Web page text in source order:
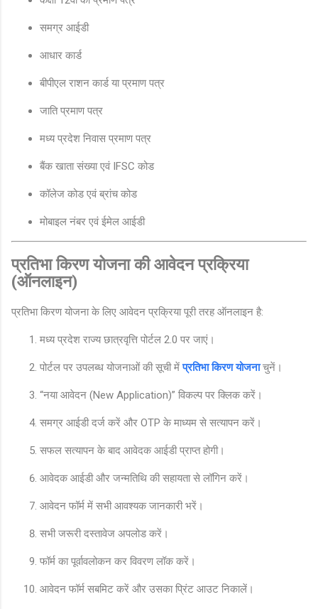
समग्र आईडी
आधार कार्ड
बीपीएल राशन कार्ड या प्रमाण पत्र
जाति प्रमाण पत्र
मध्य प्रदेश निवास प्रमाण पत्र
बैंक खाता संख्या एवं IFSC कोड
कॉलेज कोड एवं ब्रांच कोड
मोबाइल नंबर एवं ईमेल आईडी
प्रतिभा किरण योजना की आवेदन प्रक्रिया
(ऑनलाइन)
प्रतिभा किरण योजना के लिए आवेदन प्रक्रिया पूरी तरह ऑनलाइन है:
मध्य प्रदेश राज्य छात्रवृत्ति पोर्टल 2.0 पर जाएं।
पोर्टल पर उपलब्ध योजनाओं की सूची मेंप्रतिभा किरण योजनाचुनें।
“नया आवेदन (New Application)” विकल्प पर क्लिक करें।
समग्र आईडी दर्ज करें और OTP के माध्यम से सत्यापन करें।
सफल सत्यापन के बाद आवेदक आईडी प्राप्त होगी।
आवेदक आईडी और जन्मतिथि की सहायता से लॉगिन करें।
आवेदन फॉर्म में सभी आवश्यक जानकारी भरें।
सभी जरूरी दस्तावेज अपलोड करें।
फॉर्म का पूर्वावलोकन कर विवरण लॉक करें।
आवेदन फॉर्म सबमिट करें और उसका प्रिंट आउट निकालें।